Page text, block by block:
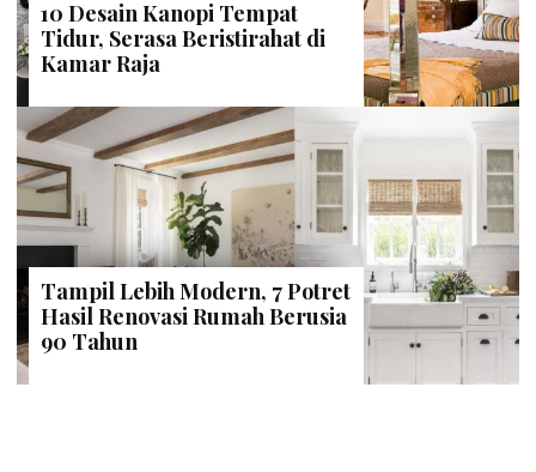
10 Desain Kanopi Tempat
Tidur, Serasa Beristirahat di
Kamar Raja
Tampil Lebih Modern, 7 Potret
Hasil Renovasi Rumah Berusia
90 Tahun